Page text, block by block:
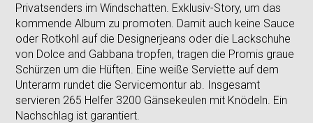
Privatsenders im Windschatten. Exklusiv-Story, um das
kommende Album zu promoten. Damit auch keine Sauce
oder Rotkohl auf die Designerjeans oder die Lackschuhe
von Dolce and Gabbana tropfen, tragen die Promis graue
Schürzen um die Hüften. Eine weiße Serviette auf dem
Unterarm rundet die Servicemontur ab. Insgesamt
servieren 265 Helfer 3200 Gänsekeulen mit Knödeln. Ein
Nachschlag ist garantiert.